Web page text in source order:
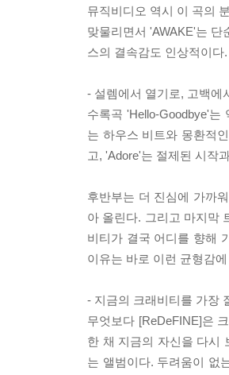
뮤직비디오 역시 이 곡의
맞물리면서 'AWAKE'는
스의 결속감도 인상적이
- 설렘에서 열기로, 고백에
수록곡 'Hello-Goodbye'는
는 하우스 비트와 몽환적
고, 'Adore'는 절제된 시작
후반부는 더 진심에 가까
아 올린다. 그리고 마지막
비티가 결국 어디를 향해
이유는 바로 이런 균형감
- 지금의 크래비티를 가장
무엇보다 [ReDeFINE]은
한 채 지금의 자신을 다시
는 앨범이다. 두려움이 없